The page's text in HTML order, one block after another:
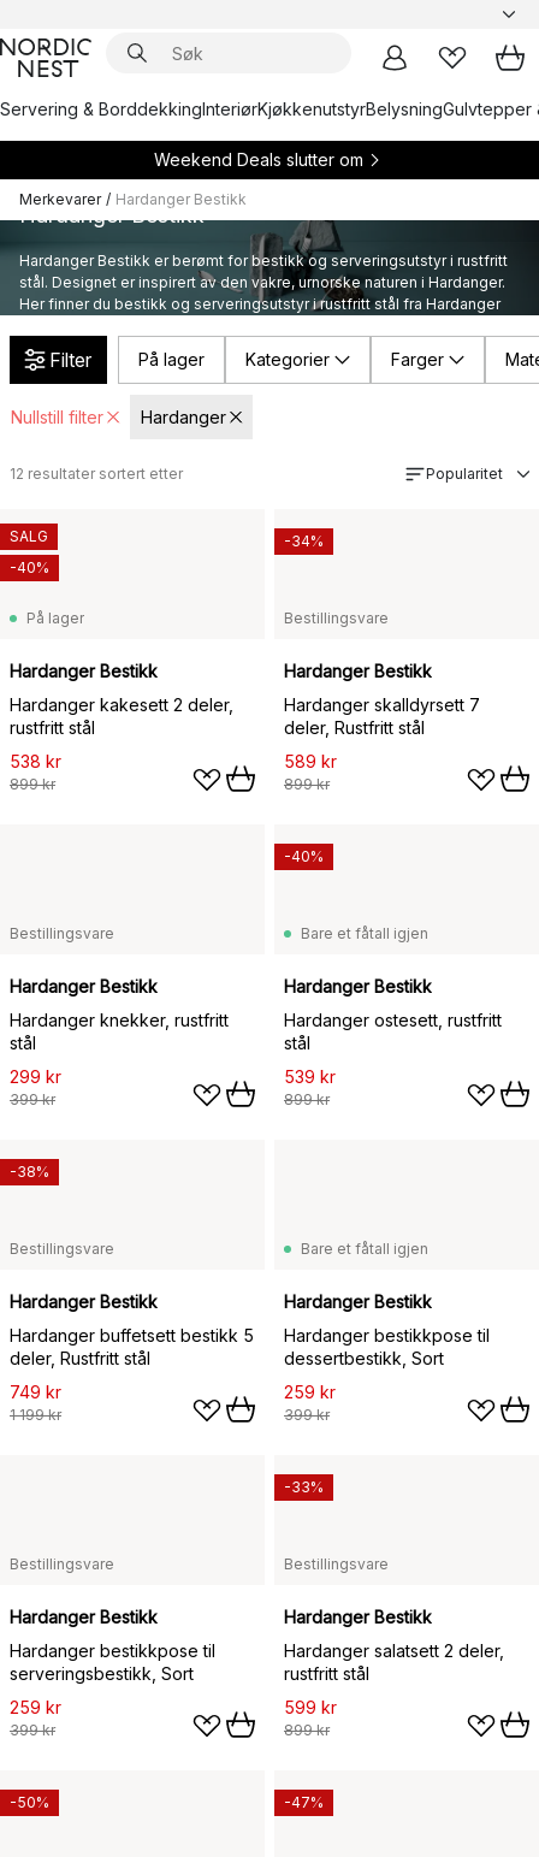
Servering & BorddekkingInteriørKjøkkenutstyrBelysningGulvtepper
Weekend Deals slutter om
Merkevarer / Hardanger Bestikk
Hardanger Bestikk
Hardanger Bestikk er berømt for bestikk og serveringsutstyr i rustfritt
stål. Designet er inspirert av den vakre, urnorske naturen i Hardanger.
Her finner du bestikk og serveringsutstyr i rustfritt stål fra Hardanger
Filter På lager Kategorier Farger
Nullstill filter Hardanger
12 resultater sortert etter Popularitet
På lager
Hardanger Bestikk
Hardanger kakesett 2 deler,
rustfritt stål
538 kr
899 kr
SALG
-40%
Bestillingsvare
Hardanger Bestikk
Hardanger skalldyrsett 7
deler, Rustfritt stål
589 kr
899 kr
-34%
Bestillingsvare
Hardanger Bestikk
Hardanger knekker, rustfritt
stål
299 kr
399 kr
Bare et fåtall igjen
Hardanger Bestikk
Hardanger ostesett, rustfritt
stål
539 kr
899 kr
-40%
Bestillingsvare
Hardanger Bestikk
Hardanger buffetsett bestikk 5
deler, Rustfritt stål
749 kr
1 199 kr
-38%
Bare et fåtall igjen
Hardanger Bestikk
Hardanger bestikkpose til
dessertbestikk, Sort
259 kr
399 kr
Bestillingsvare
Hardanger Bestikk
Hardanger bestikkpose til
serveringsbestikk, Sort
259 kr
399 kr
Bestillingsvare
Hardanger Bestikk
Hardanger salatsett 2 deler,
rustfritt stål
599 kr
899 kr
-33%
-50% -47%